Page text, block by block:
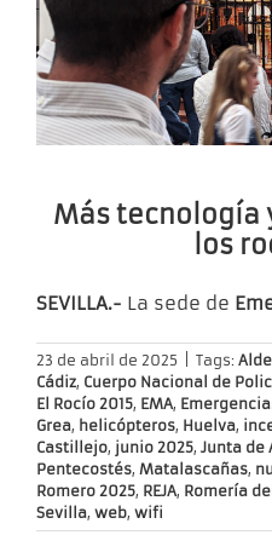
Más tecnología
los
SEVILLA.- La sede de
23 de abril de 2025 Tags:
Cádiz, Cuerpo Nacional de
El Rocío 2015, EMA,
Grea, helicópteros, Huelva,
Castillejo, junio 2025, Junta de
Pentecostés, Matalascañas,
Romero 2025, REJA, Romería
Sevilla, web, wifi